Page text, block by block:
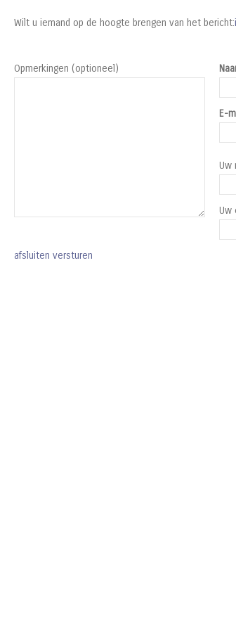
Wilt u iemand op de hoogte brengen van het bericht:
Opmerkingen (optioneel)
E-
Uw
Uw
afsluiten versturen